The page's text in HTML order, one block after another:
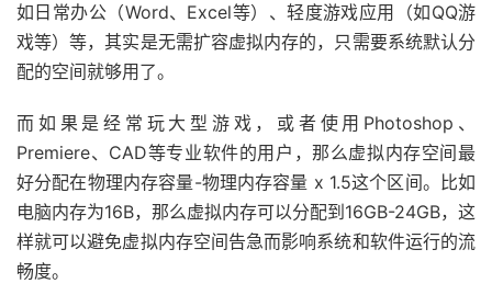
如日常办公（Word、Excel等）、轻度游戏应用（如QQ游
戏等）等，其实是无需扩容虚拟内存的，只需要系统默认分
配的空间就够用了。
而如果是经常玩大型游戏，或者使用Photoshop、
Premiere、CAD等专业软件的用户，那么虚拟内存空间最
好分配在物理内存容量-物理内存容量 x 1.5这个区间。比如
电脑内存为16B，那么虚拟内存可以分配到16GB-24GB，这
样就可以避免虚拟内存空间告急而影响系统和软件运行的流
畅度。